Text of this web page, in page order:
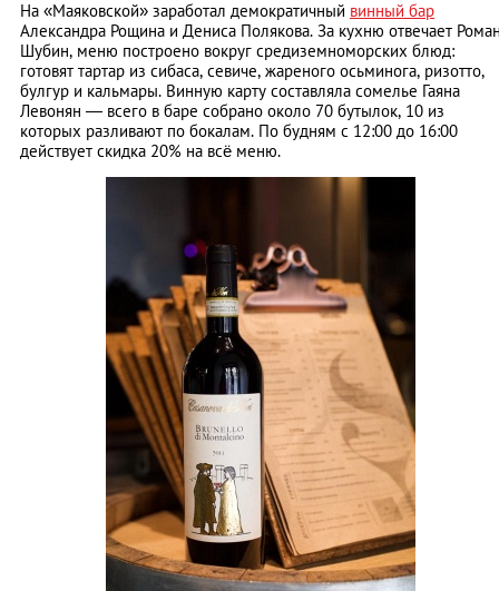
На «Маяковской» заработал демократичный винный бар
Александра Рощина и Дениса Полякова. За кухню отвечает
Шубин, меню построено вокруг средиземноморских блюд:
готовят тартар из сибаса, севиче, жареного осьминога, ризотто,
булгур и кальмары. Винную карту составляла сомелье Гаяна
Левонян — всего в баре собрано около 70 бутылок, 10 из
которых разливают по бокалам. По будням с 12:00 до 16:00
действует скидка 20% на всё меню.